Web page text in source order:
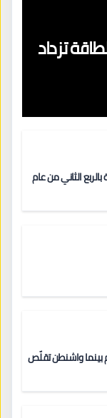
تزداد
الثاني من عام
بينما واشنطن تقلّص